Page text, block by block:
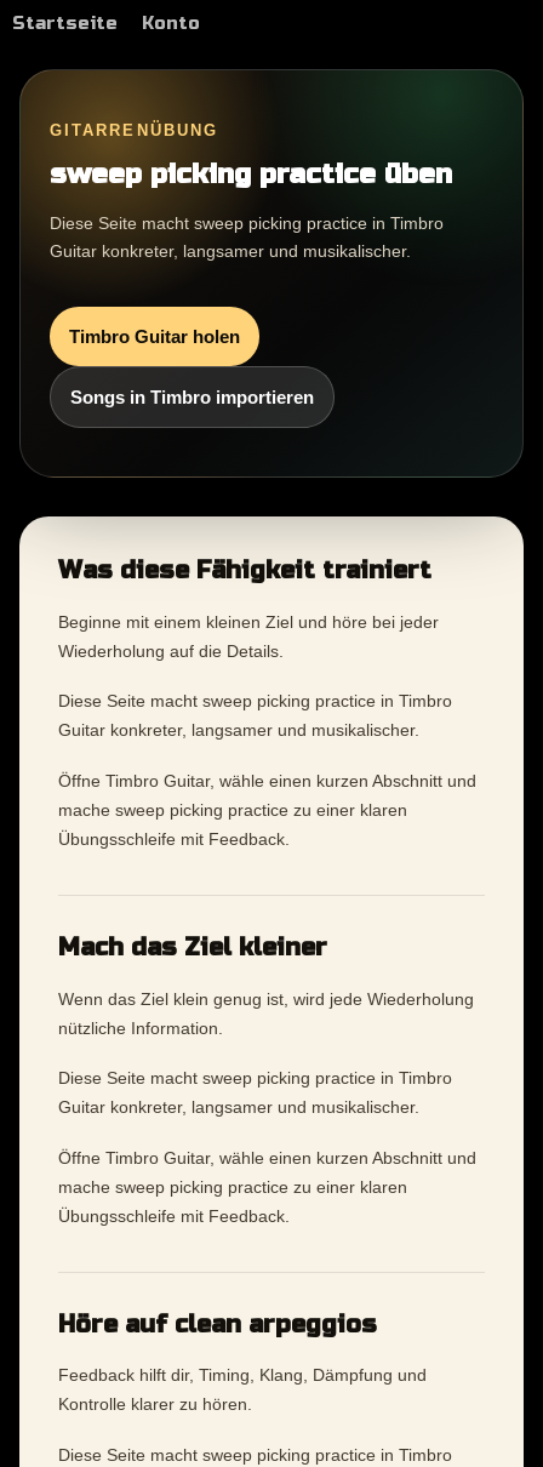
Startseite Konto
GITARRENÜBUNG
sweep picking practice üben
Diese Seite macht sweep picking practice in Timbro
Guitar konkreter, langsamer und musikalischer.
Timbro Guitar holen
Songs in Timbro importieren
Was diese Fähigkeit trainiert
Beginne mit einem kleinen Ziel und höre bei jeder
Wiederholung auf die Details.
Diese Seite macht sweep picking practice in Timbro
Guitar konkreter, langsamer und musikalischer.
Öffne Timbro Guitar, wähle einen kurzen Abschnitt und
mache sweep picking practice zu einer klaren
Übungsschleife mit Feedback.
Mach das Ziel kleiner
Wenn das Ziel klein genug ist, wird jede Wiederholung
nützliche Information.
Diese Seite macht sweep picking practice in Timbro
Guitar konkreter, langsamer und musikalischer.
Öffne Timbro Guitar, wähle einen kurzen Abschnitt und
mache sweep picking practice zu einer klaren
Übungsschleife mit Feedback.
Höre auf clean arpeggios
Feedback hilft dir, Timing, Klang, Dämpfung und
Kontrolle klarer zu hören.
Diese Seite macht sweep picking practice in Timbro